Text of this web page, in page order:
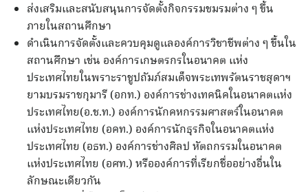
ส่งเสริมและสนับสนุนการจัดตั้งกิจกรรมชมรมต่าง ๆ ขึ้น
ภายในสถานศึกษา
ดำเนินการจัดตั้งและควบคุมดูแลองค์การวิชาชีพต่าง ๆ ขึ้นใน
สถานศึกษา เช่น องค์การเกษตรกรในอนาคต แห่ง
ประเทศไทยในพราะราชูปถัมภ์สมเด็จพระเทพรัตนราชสุดาฯ
ยามบรมราชกุมารี (อกท.) องค์การช่างเทคนิคในอนาคตแห่ง
ประเทศไทย(อ.ช.ท.) องค์การนักคหกรรมศาสตร์ในอนาคต
แห่งประเทศไทย (อคท.) องค์การนักธุรกิจในอนาคตแห่ง
ประเทศไทย (อธท.) องค์การช่างศิลป หัตถกรรมในอนาคต
แห่งประเทศไทย (อศท.) หรือองค์การที่เรียกชื่ออย่างอื่นใน
ลักษณะเดียวกัน